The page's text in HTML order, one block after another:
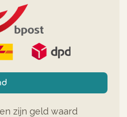
zijn geld waard